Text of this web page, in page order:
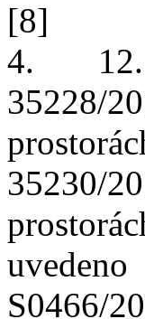
[8]
4.
12.
35228/
35230/
S0466/